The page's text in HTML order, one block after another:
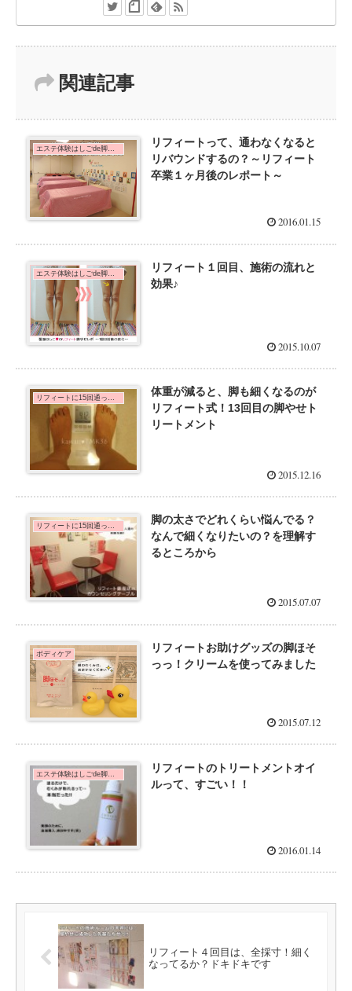
関連記事
エステ体験はしごde脚痩せダイエット！
リフィートって、通わなくなると
リバウンドするの？～リフィート
卒業１ヶ月後のレポート～
2016.01.15
エステ体験はしごde脚痩せダイエット！
リフィート１回目、施術の流れと
効果♪
2015.10.07
リフィートに15回通った口コミ体験談
体重が減ると、脚も細くなるのが
リフィート式！13回目の脚やせト
リートメント
2015.12.16
リフィートに15回通った口コミ体験談
脚の太さでどれくらい悩んでる？
なんで細くなりたいの？を理解す
るところから
2015.07.07
ボディケア
リフィートお助けグッズの脚ほそ
っっ！クリームを使ってみました
2015.07.12
リフィートのトリートメントオイ
ルって、すごい！！
2016.01.14
リフィート４回目は、全採寸！細く
なってるか？ドキドキです